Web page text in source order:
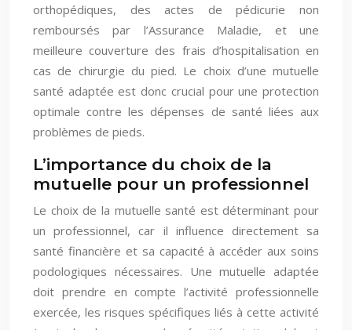
orthopédiques, des actes de pédicurie non
remboursés par l’Assurance Maladie, et une
meilleure couverture des frais d’hospitalisation en
cas de chirurgie du pied. Le choix d’une mutuelle
santé adaptée est donc crucial pour une protection
optimale contre les dépenses de santé liées aux
problèmes de pieds.
L’importance du choix de la
mutuelle pour un professionnel
Le choix de la mutuelle santé est déterminant pour
un professionnel, car il influence directement sa
santé financière et sa capacité à accéder aux soins
podologiques nécessaires. Une mutuelle adaptée
doit prendre en compte l’activité professionnelle
exercée, les risques spécifiques liés à cette activité